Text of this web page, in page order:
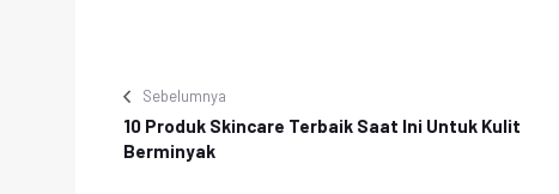
Sebelumnya
10 Produk Skincare Terbaik Saat Ini Untuk Kulit
Berminyak